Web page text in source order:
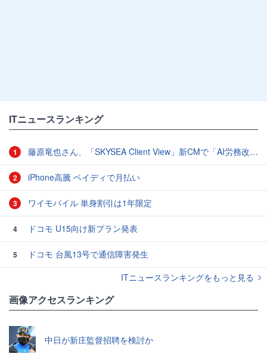
ITニュースランキング
1 藤原竜也さん、「SKYSEA Client View」新CMで「AI労務改善」をアピール 働き方をAIが分析したら「すぐに休んで」と言われる？
2 iPhone高騰 ペイディで月払い
3 ワイモバイル 単身割引は1年限定
4 ドコモ U15向け新プラン発表
5
ドコモ 台風13号で通信障害発生
ITニュースランキングをもっと見る
画像アクセスランキング
中日が新庄監督招聘を検討か